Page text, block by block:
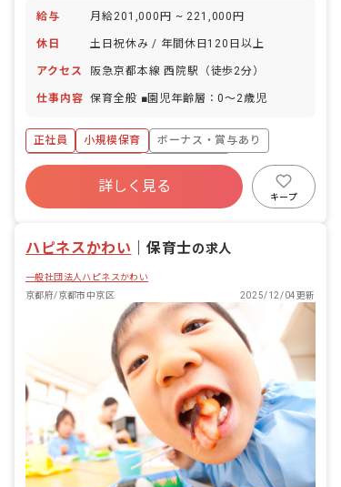
給与 月給201,000円 ~ 221,000円
休日 土日祝休み / 年間休日120日以上
アクセス 阪急京都本線 西院駅（徒歩2分）
仕事内容 保育全般 ■園児年齢層：0～2歳児
正社員 小規模保育
ボーナス・賞与あり
年間休日120日以上
社会保険完備
退職金制度 社会福祉法人
詳しく見る
キープ
ハピネスかわい ｜保育士の求人
一般社団法人ハピネスかわい
京都府/京都市中京区
2025/12/04更新